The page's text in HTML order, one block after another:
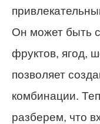
Он может быть
фруктов, ягод,
позволяет
комбинации.
разберем, что